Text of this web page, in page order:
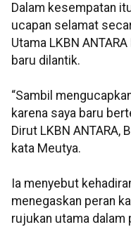
Dalam kesempatan
ucapan selamat
Utama LKBN
baru dilantik.
“Sambil
karena saya baru
Dirut LKBN ANTARA,
kata Meutya.
Ia menyebut
menegaskan peran
rujukan utama dalam